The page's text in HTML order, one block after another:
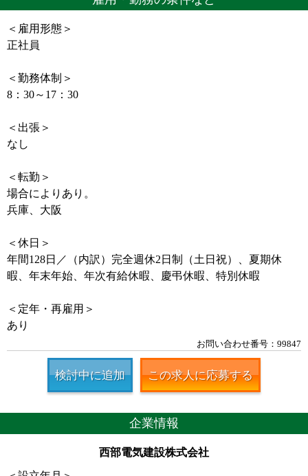
＜雇用形態＞
正社員
＜勤務体制＞
8：30～17：30
＜出張＞
なし
＜転勤＞
場合によりあり。
兵庫、大阪
＜休日＞
年間128日／（内訳）完全週休2日制（土日祝）、夏期休
暇、年末年始、年次有給休暇、慶弔休暇、特別休暇
＜定年・再雇用＞
あり
お問い合わせ番号：99847
検討中に追加 この求人に応募する
企業情報
西部電気建設株式会社